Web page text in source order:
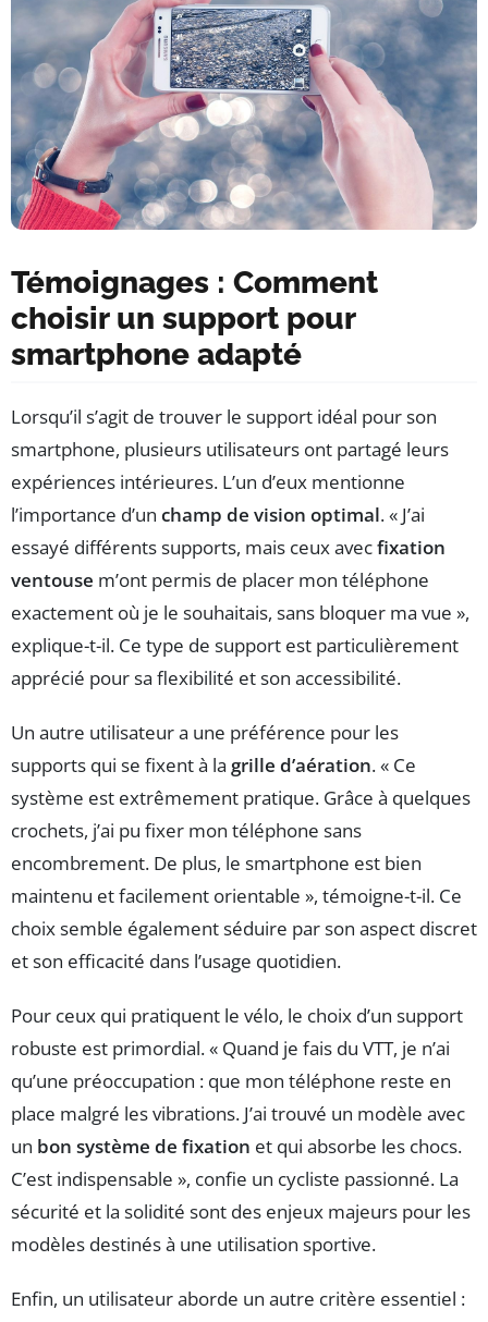
Témoignages : Comment
choisir un support pour
smartphone adapté
Lorsqu’il s’agit de trouver le support idéal pour son
smartphone, plusieurs utilisateurs ont partagé leurs
expériences intérieures. L’un d’eux mentionne
l’importance d’un champ de vision optimal. « J’ai
essayé différents supports, mais ceux avecfixation
ventouse m’ont permis de placer mon téléphone
exactement où je le souhaitais, sans bloquer ma vue »,
explique-t-il. Ce type de support est particulièrement
apprécié pour sa flexibilité et son accessibilité.
Un autre utilisateur a une préférence pour les
supports qui se fixent à la grille d’aération. « Ce
système est extrêmement pratique. Grâce à quelques
crochets, j’ai pu fixer mon téléphone sans
encombrement. De plus, le smartphone est bien
maintenu et facilement orientable », témoigne-t-il. Ce
choix semble également séduire par son aspect discret
et son efficacité dans l’usage quotidien.
Pour ceux qui pratiquent le vélo, le choix d’un support
robuste est primordial. « Quand je fais du VTT, je n’ai
qu’une préoccupation : que mon téléphone reste en
place malgré les vibrations. J’ai trouvé un modèle avec
un bon système de fixation et qui absorbe les chocs.
C’est indispensable », confie un cycliste passionné. La
sécurité et la solidité sont des enjeux majeurs pour les
modèles destinés à une utilisation sportive.
Enfin, un utilisateur aborde un autre critère essentiel :